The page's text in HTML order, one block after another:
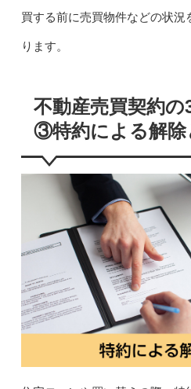
買する前に売買物件などの状況
ります。
不動産売買契約
③特約による解除